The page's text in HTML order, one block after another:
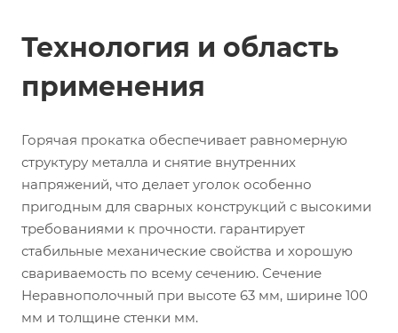
Технология и область
применения
Горячая прокатка обеспечивает равномерную
структуру металла и снятие внутренних
напряжений, что делает уголок особенно
пригодным для сварных конструкций с высокими
требованиями к прочности. гарантирует
стабильные механические свойства и хорошую
свариваемость по всему сечению. Сечение
Неравнополочный при высоте 63 мм, ширине 100
мм и толщине стенки мм.